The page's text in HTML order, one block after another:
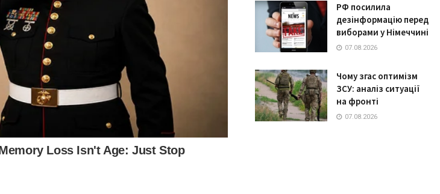
РФ посилила
дезінформацію перед
виборами у Німеччині
07.08.2026
Чому згас оптимізм
ЗСУ: аналіз ситуації
на фронті
07.08.2026